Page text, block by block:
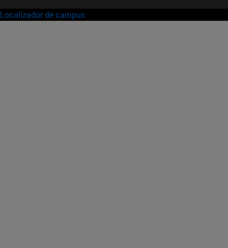
Localizador de campus